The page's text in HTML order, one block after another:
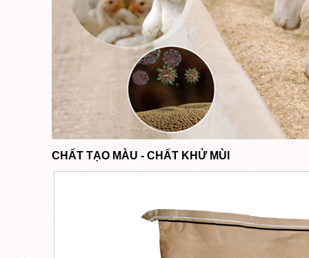
CHẤT TẠO MÀU - CHẤT KHỬ MÙI